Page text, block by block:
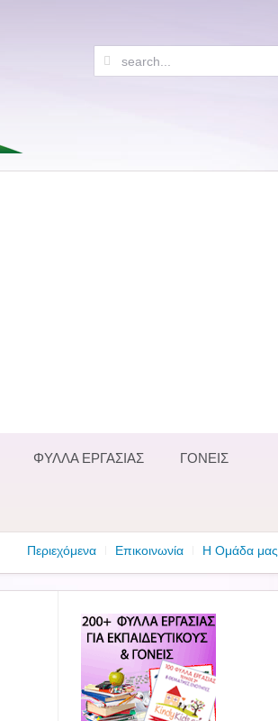
ΦΥΛΛΑ ΕΡΓΑΣΙΑΣ ΓΟΝΕΙΣ
Περιεχόμενα Επικοινωνία Η Ομάδα μας